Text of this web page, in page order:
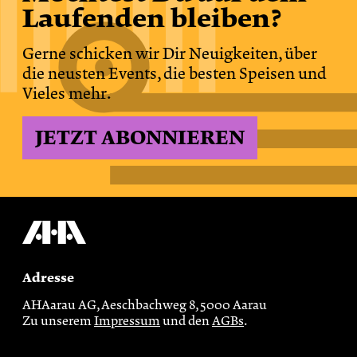
Laufenden bleiben?
Gerne schicken wir Dir Neuigkeiten, über
die neusten Events, die besten Speisen und
Vieles mehr.
JETZT ABONNIEREN
Adresse
AHAarau AG, Aeschbachweg 8, 5000 Aarau
Zu unseremImpressumund denAGBs.